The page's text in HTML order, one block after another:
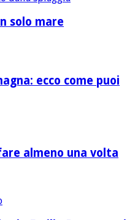
solo mare
ecco come puoi
almeno una volta